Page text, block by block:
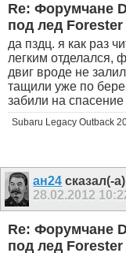
Re: Форумчане
под лед Forester
да пздц. я как раз
легким отделался,
двиг вроде не
тащили уже по
забили на
Subaru Legacy Outback
ан24 сказал(-
28.02.2012
Re: Форумчане
под лед Forester